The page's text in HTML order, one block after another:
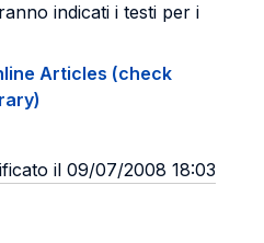
indicati i testi per i
Articles (check
il 09/07/2008 18:03